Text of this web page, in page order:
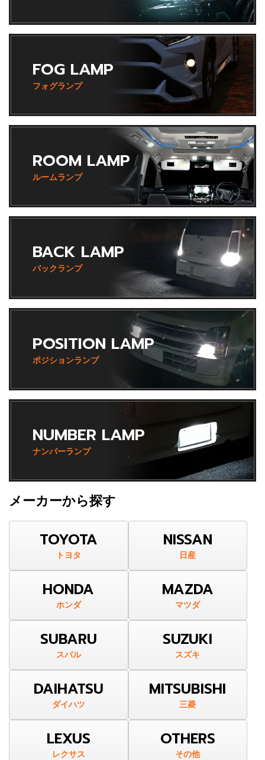
FOG LAMP
フォグランプ
ROOM LAMP
ルームランプ
BACK LAMP
バックランプ
POSITION LAMP
ポジションランプ
NUMBER LAMP
ナンバーランプ
メーカーから探す
TOYOTA
トヨタ
NISSAN
日産
HONDA
ホンダ
MAZDA
マツダ
SUBARU
スバル
SUZUKI
スズキ
DAIHATSU
ダイハツ
MITSUBISHI
三菱
LEXUS
レクサス
OTHERS
その他